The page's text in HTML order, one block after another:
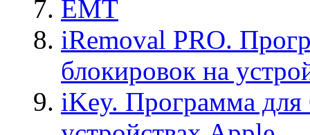
EMT
iRemoval PRO.
блокировок на
iKey. Программа для